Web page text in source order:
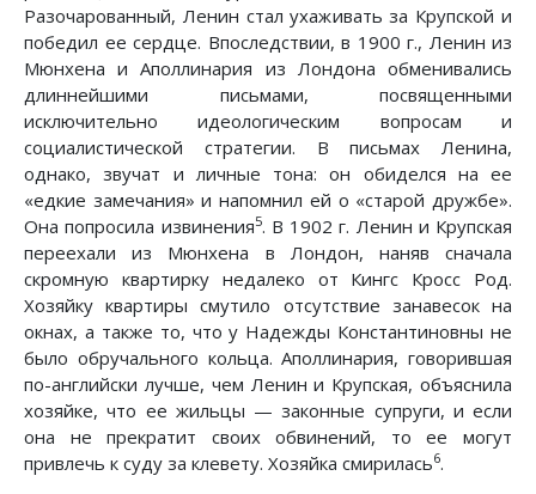
Разочарованный, Ленин стал ухаживать за Крупской и
победил ее сердце. Впоследствии, в 1900 г., Ленин из
Мюнхена и Аполлинария из Лондона обменивались
длиннейшими письмами, посвященными
исключительно идеологическим вопросам и
социалистической стратегии. В письмах Ленина,
однако, звучат и личные тона: он обиделся на ее
«едкие замечания» и напомнил ей о «старой дружбе».
Она попросила извинения5. В 1902 г. Ленин и Крупская
переехали из Мюнхена в Лондон, наняв сначала
скромную квартирку недалеко от Кингс Кросс Род.
Хозяйку квартиры смутило отсутствие занавесок на
окнах, а также то, что у Надежды Константиновны не
было обручального кольца. Аполлинария, говорившая
по-английски лучше, чем Ленин и Крупская, объяснила
хозяйке, что ее жильцы — законные супруги, и если
она не прекратит своих обвинений, то ее могут
привлечь к суду за клевету. Хозяйка смирилась6.